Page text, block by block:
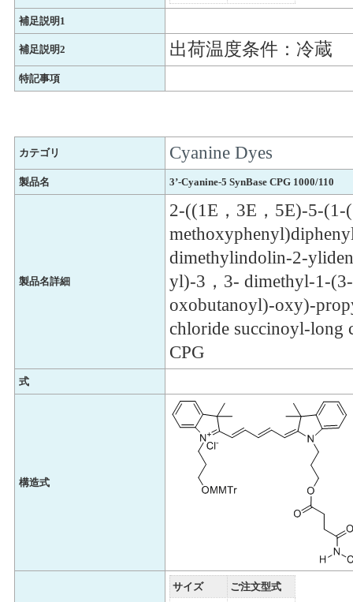
補足説明1
補足説明2 出荷温度条件：冷蔵
特記事項
カテゴリ Cyanine Dyes
製品名 3’-Cyanine-5 SynBase CPG 1000/110
製品名詳細
2-((1E，3E，5E)-5-(1-
dimethylindolin-2-
yl)-3，3- dimethyl-1-
oxobutanoyl)-oxy)-
chloride succinoyl-long
CPG
式
構造式
サイズ
ご注文型式